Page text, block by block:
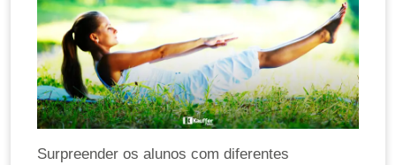
Surpreender os alunos com diferentes